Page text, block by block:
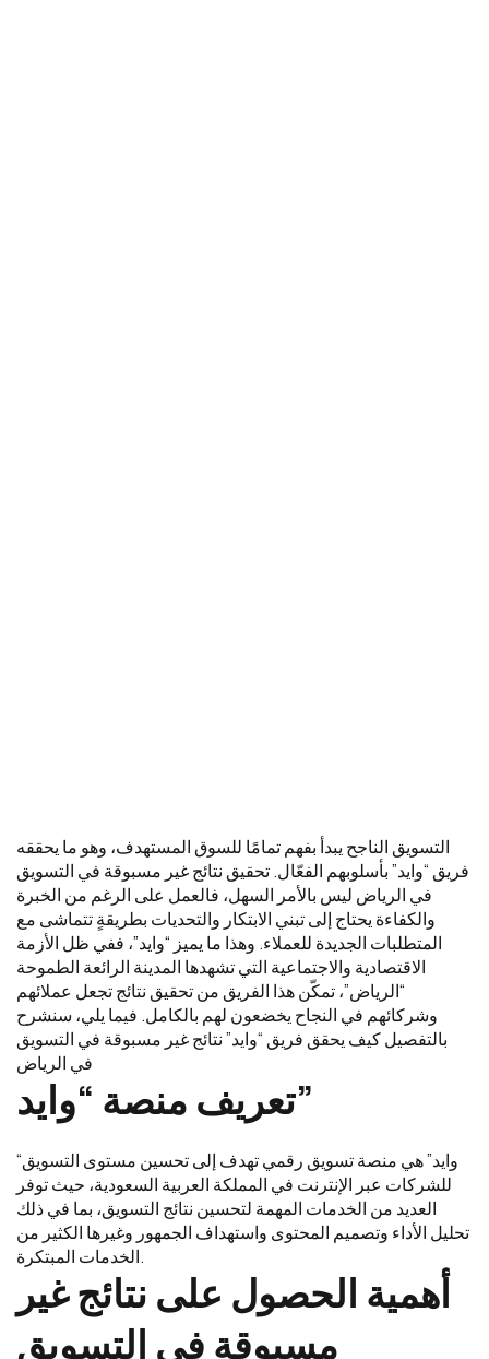
التسويق الناجح يبدأ بفهم تمامًا للسوق المستهدف، وهو ما يحققه
فريق “وايد” بأسلوبهم الفعّال. تحقيق نتائج غير مسبوقة في التسويق
في الرياض ليس بالأمر السهل، فالعمل على الرغم من الخبرة
والكفاءة يحتاج إلى تبني الابتكار والتحديات بطريقةٍ تتماشى مع
المتطلبات الجديدة للعملاء. وهذا ما يميز “وايد”، ففي ظل الأزمة
الاقتصادية والاجتماعية التي تشهدها المدينة الرائعة الطموحة
“الرياض”، تمكّن هذا الفريق من تحقيق نتائج تجعل عملائهم
وشركائهم في النجاح يخضعون لهم بالكامل. فيما يلي، سنشرح
بالتفصيل كيف يحقق فريق “وايد” نتائج غير مسبوقة في التسويق
في الرياض
تعريف منصة “وايد”
“وايد” هي منصة تسويق رقمي تهدف إلى تحسين مستوى التسويق
للشركات عبر الإنترنت في المملكة العربية السعودية، حيث توفر
العديد من الخدمات المهمة لتحسين نتائج التسويق، بما في ذلك
تحليل الأداء وتصميم المحتوى واستهداف الجمهور وغيرها الكثير من
الخدمات المبتكرة.
أهمية الحصول على نتائج غير
مسبوقة في التسويق